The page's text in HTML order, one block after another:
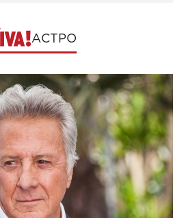
АСТРО